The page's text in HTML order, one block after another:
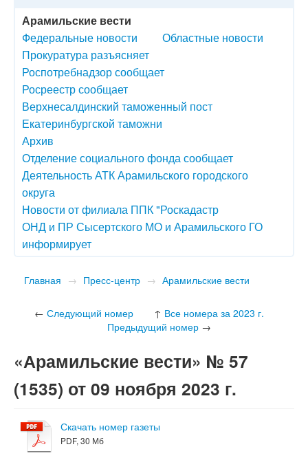
Арамильские вести
Федеральные новости
Областные новости
Прокуратура разъясняет
Роспотребнадзор сообщает
Росреестр сообщает
Верхнесалдинский таможенный пост
Екатеринбургской таможни
Архив
Отделение социального фонда сообщает
Деятельность АТК Арамильского городского
округа
Новости от филиала ППК "Роскадастр
ОНД и ПР Сысертского МО и Арамильского ГО
информирует
Главная → Пресс-центр → Арамильские вести
← Следующий номер ↑ Все номера за 2023 г.
Предыдущий номер →
«Арамильские вести» № 57
(1535) от 09 ноября 2023 г.
Скачать номер газеты
PDF, 30 Мб